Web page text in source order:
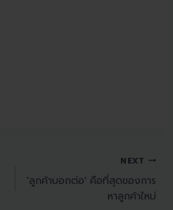
NEXT
'ลูกค้าบอกต่อ' คือที่สุดของการ
หาลูกค้าใหม่